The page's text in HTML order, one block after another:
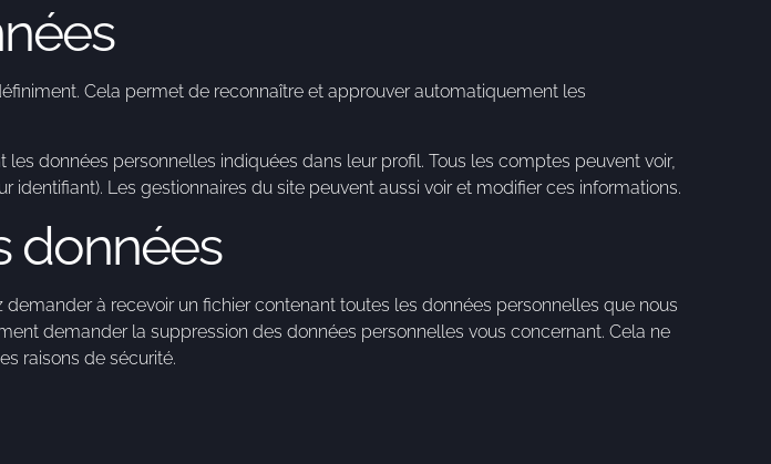
Cela permet de reconnaître et approuver automatiquement les
données personnelles indiquées dans leur profil. Tous les comptes peuvent voir,
Les gestionnaires du site peuvent aussi voir et modifier ces informations.
données
à recevoir un fichier contenant toutes les données personnelles que nous
demander la suppression des données personnelles vous concernant. Cela ne
raisons de sécurité.